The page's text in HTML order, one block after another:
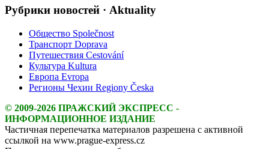
Рубрики новостей · Aktuality
Общество Společnost
Транспорт Doprava
Путешествия Cestování
Культура Kultura
Европа Evropa
Регионы Чехии Regiony Česka
© 2009-2026 ПРАЖСКИЙ ЭКСПРЕСС -
ИНФОРМАЦИОННОЕ ИЗДАНИЕ
Частичная перепечатка материалов разрешена с активной
ссылкой на www.prague-express.cz